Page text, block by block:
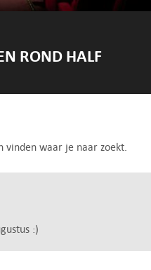
ROND HALF
waar je naar zoekt.
:)